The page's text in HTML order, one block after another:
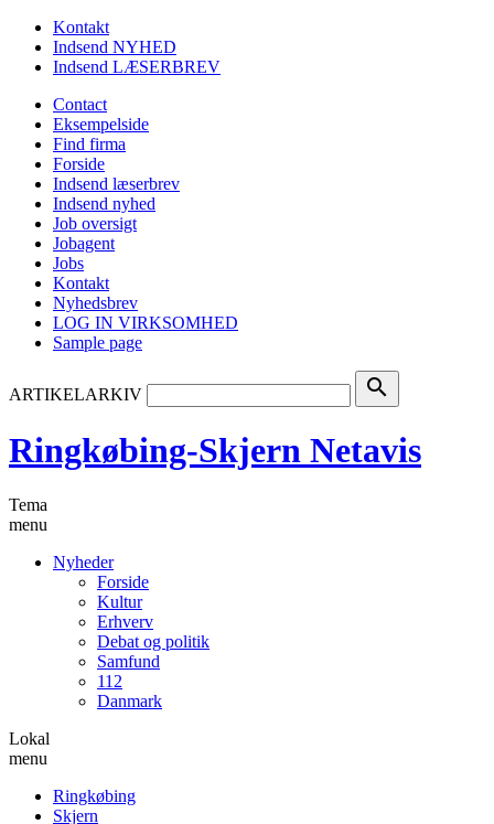
Kontakt
Indsend NYHED
Indsend LÆSERBREV
Contact
Eksempelside
Find firma
Forside
Indsend læserbrev
Indsend nyhed
Job oversigt
Jobagent
Jobs
Kontakt
Nyhedsbrev
LOG IN VIRKSOMHED
Sample page
ARTIKELARKIV search
Ringkøbing-Skjern Netavis
Tema
menu
Nyheder
Forside
Kultur
Erhverv
Debat og politik
Samfund
112
Danmark
Lokal
menu
Ringkøbing
Skjern